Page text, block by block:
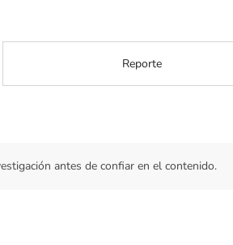
Reporte
antes de confiar en el contenido.